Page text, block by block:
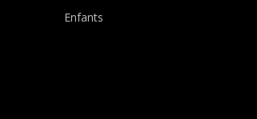
Enfants